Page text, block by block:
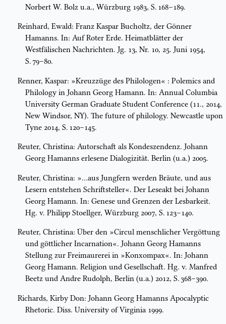
Norbert W. Bolz u.a., Würzburg 1983, S. 168–189.
Reinhard, Ewald: Franz Kaspar Bucholtz, der Gönner
Hamanns. In: Auf Roter Erde. Heimatblätter der
Westfälischen Nachrichten. Jg. 13, Nr. 10, 25. Juni 1954,
S. 79–80.
Renner, Kaspar: »Kreuzzüge des Philologen« : Polemics and
Philology in Johann Georg Hamann. In: Annual Columbia
University German Graduate Student Conference (11., 2014,
New Windsor, NY). The future of philology. Newcastle upon
Tyne 2014, S. 120–145.
Reuter, Christina: Autorschaft als Kondeszendenz. Johann
Georg Hamanns erlesene Dialogizität. Berlin (u.a.) 2005.
Reuter, Christina: »…aus Jungfern werden Bräute, und aus
Lesern entstehen Schriftsteller«. Der Leseakt bei Johann
Georg Hamann. In: Genese und Grenzen der Lesbarkeit.
Hg. v. Philipp Stoellger, Würzburg 2007, S. 123–140.
Reuter, Christina: Über den »Circul menschlicher Vergöttung
und göttlicher Incarnation«. Johann Georg Hamanns
Stellung zur Freimaurerei in »Konxompax«. In: Johann
Georg Hamann. Religion und Gesellschaft. Hg. v. Manfred
Beetz und Andre Rudolph, Berlin (u.a.) 2012, S. 368–390.
Richards, Kirby Don: Johann Georg Hamanns Apocalyptic
Rhetoric. Diss. University of Virginia 1999.